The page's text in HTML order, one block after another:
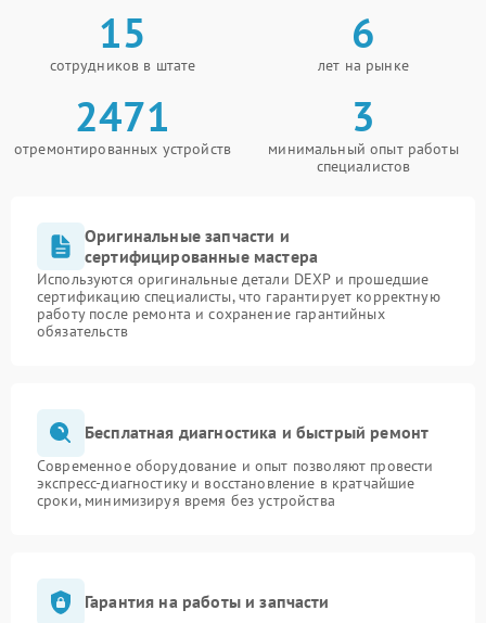
15
сотрудников в штате
6
лет на рынке
2471
отремонтированных устройств
3
минимальный опыт работы
специалистов
Оригинальные запчасти и
сертифицированные мастера
Используются оригинальные детали DEXP и прошедшие
сертификацию специалисты, что гарантирует корректную
работу после ремонта и сохранение гарантийных
обязательств
Бесплатная диагностика и быстрый ремонт
Современное оборудование и опыт позволяют провести
экспресс-диагностику и восстановление в кратчайшие
сроки, минимизируя время без устройства
Гарантия на работы и запчасти